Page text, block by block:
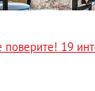
поверите! 19